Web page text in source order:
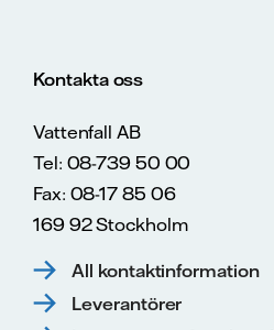
Kontakta oss
Vattenfall AB
Tel: 08-739 50 00
Fax: 08-17 85 06
169 92 Stockholm
All kontaktinformation
Leverantörer